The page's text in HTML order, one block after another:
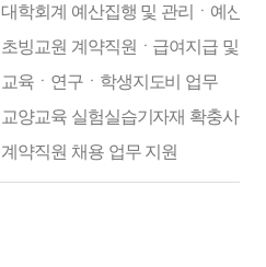
대학회계 예산집행 및 관리ㆍ예산편
초빙교원 계약직원ㆍ급여지급 및 퇴
교육ㆍ연구ㆍ학생지도비 업무
교양교육 실험실습기자재 확충사업
계약직원 채용 업무 지원